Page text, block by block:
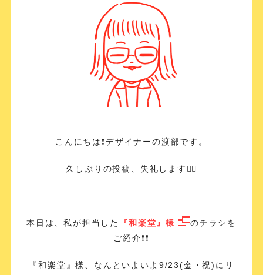
こんにちは❗️デザイナーの渡部です。
久しぶりの投稿、失礼します🙇‍♀️
本日は、私が担当した 『和楽堂』様
のチラシを
ご紹介❗️❗️
『和楽堂』様、なんといよいよ9/23(金・祝)にリ